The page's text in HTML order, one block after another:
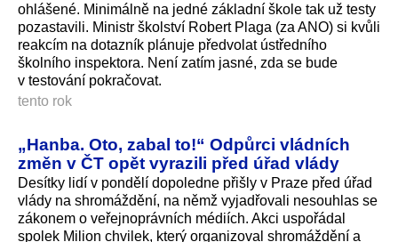
ohlášené. Minimálně na jedné základní škole tak už testy
pozastavili. Ministr školství Robert Plaga (za ANO) si kvůli
reakcím na dotazník plánuje předvolat ústředního
školního inspektora. Není zatím jasné, zda se bude
v testování pokračovat.
tento rok
„Hanba. Oto, zabal to!“ Odpůrci vládních
změn v ČT opět vyrazili před úřad vlády
Desítky lidí v pondělí dopoledne přišly v Praze před úřad
vlády na shromáždění, na němž vyjadřovali nesouhlas se
zákonem o veřejnoprávních médiích. Akci uspořádal
spolek Milion chvilek, který organizoval shromáždění a